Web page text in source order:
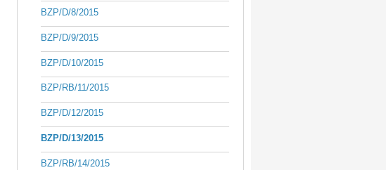
BZP/D/8/2015
BZP/D/9/2015
BZP/D/10/2015
BZP/RB/11/2015
BZP/D/12/2015
BZP/D/13/2015
BZP/RB/14/2015